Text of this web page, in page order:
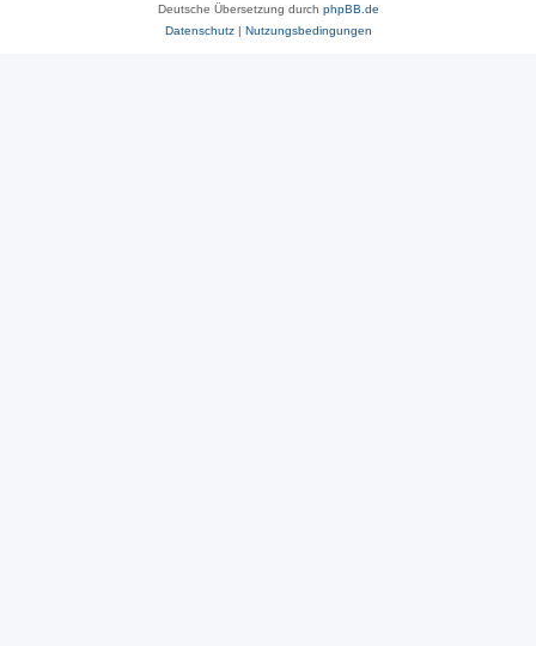
Deutsche Übersetzung durch phpBB.de
Datenschutz| Nutzungsbedingungen